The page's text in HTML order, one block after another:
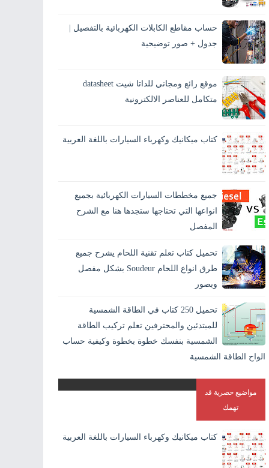
الخاصة بالسيارة، وقد يحدث عطلٍ ما أثناء الطريق
وتكو...
حساب مقاطع الكابلات الكهربائية بالتفصيل |
جدول + صور توضيحية
المنازل أو الكهرباء الصناعية. اختيار مقطع كابل
غير...
موقع رائع ومجاني للداتا شيت datasheet
متكامل للعناصر الالكترونية
كتاب ميكانيك وكهرباء السيارات باللغة العربية
جميع مخططات السيارات الكهربائية بجميع
انواعها التي تحتاجها ستجدها هنا مع الشرح
المفصل
تحميل كتاب تعلم تقنية اللحام يشرح جميع
طرق انواع اللحام Soudeur بشكل مفصل
وبصور
المواد والمعادن في بعضها بشكل دائم. و هو الطريقة الوحيدة
المستقرة لاندم...
تحميل 250 كتاب في الطاقة الشمسية
للمبتدئين والمحترفين تعلم تركيب الطاقة
الشمسية بنفسك خطوة بخطوة وكيفية حساب
الواح الطاقة الشمسية
مواضيع حصرية قد
تهمك
كتاب ميكانيك وكهرباء السيارات باللغة العربية